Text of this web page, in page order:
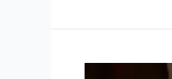
–
Vincent